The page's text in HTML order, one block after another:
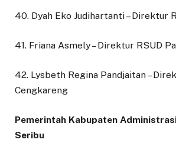
40. Dyah Eko Judihartanti – Direktur
41. Friana Asmely – Direktur RSUD
42. Lysbeth Regina Pandjaitan –
Cengkareng
Pemerintah Kabupaten
Seribu